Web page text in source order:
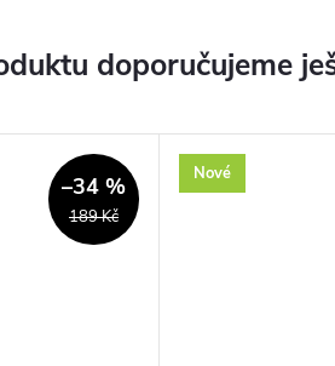
doporučujeme
189 Kč
–34 % Nové